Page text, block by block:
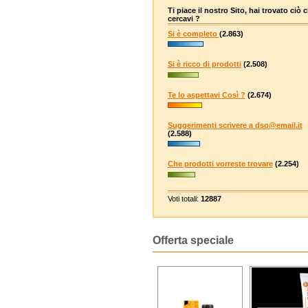
Ti piace il nostro Sito, hai trovato ciò
cercavi ?
Si è completo (2.863)
Si è ricco di prodotti (2.508)
Te lo aspettavi Così ? (2.674)
Suggerimenti scrivere a dso@email.it
(2.588)
Che prodotti vorreste trovare (2.254)
Voti totali: 12887
Offerta speciale